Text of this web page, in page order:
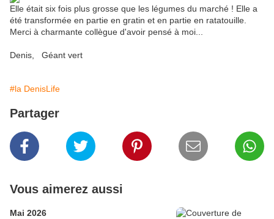
Elle était six fois plus grosse que les légumes du marché ! Elle a
été transformée en partie en gratin et en partie en ratatouille.
Merci à charmante collègue d'avoir pensé à moi...
Denis, Géant vert
#la DenisLife
Partager
Vous aimerez aussi
Mai 2026